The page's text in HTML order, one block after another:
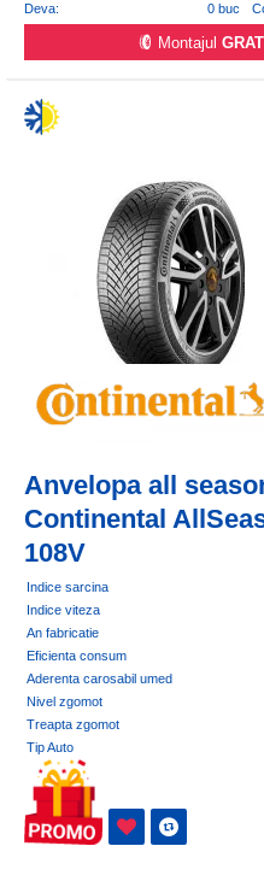
Deva:
0 buc
Montajul
Anvelopa all
Continental
108V
Indice sarcina
Indice viteza
An fabricatie
Eficienta consum
Aderenta carosabil umed
Nivel zgomot
Treapta zgomot
Tip Auto